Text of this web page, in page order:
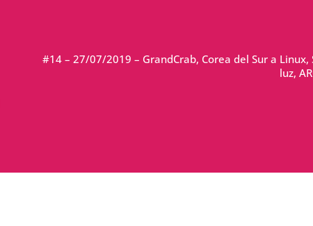
#14 – 27/07/2019 – GrandCrab, Corea del Sur a Linux,
luz,